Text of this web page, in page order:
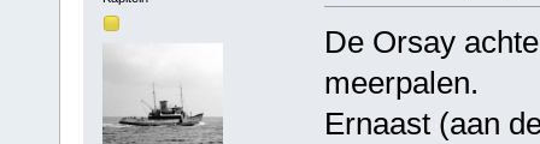
De Orsay
meerpalen.
Ernaast (aan